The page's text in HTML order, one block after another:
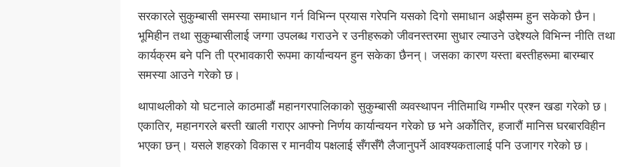
सरकारले सुकुम्बासी समस्या समाधान गर्न विभिन्न प्रयास गरेपनि यसको दिगो समाधान अझैसम्म हुन सकेको छैन।
भूमिहीन तथा सुकुम्बासीलाई जग्गा उपलब्ध गराउने र उनीहरूको जीवनस्तरमा सुधार ल्याउने उद्देश्यले विभिन्न नीति तथा
कार्यक्रम बने पनि ती प्रभावकारी रूपमा कार्यान्वयन हुन सकेका छैनन्। जसका कारण यस्ता बस्तीहरूमा बारम्बार
समस्या आउने गरेको छ।
थापाथलीको यो घटनाले काठमाडौं महानगरपालिकाको सुकुम्बासी व्यवस्थापन नीतिमाथि गम्भीर प्रश्न खडा गरेको छ।
एकातिर, महानगरले बस्ती खाली गराएर आफ्नो निर्णय कार्यान्वयन गरेको छ भने अर्कोतिर, हजारौं मानिस घरबारविहीन
भएका छन्। यसले शहरको विकास र मानवीय पक्षलाई सँगसँगै लैजानुपर्ने आवश्यकतालाई पनि उजागर गरेको छ।